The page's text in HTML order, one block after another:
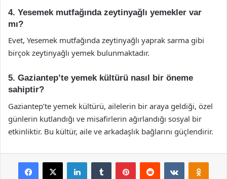
4. Yesemek mutfağında zeytinyağlı yemekler var
mı?
Evet, Yesemek mutfağında zeytinyağlı yaprak sarma gibi
birçok zeytinyağlı yemek bulunmaktadır.
5. Gaziantep’te yemek kültürü nasıl bir öneme
sahiptir?
Gaziantep’te yemek kültürü, ailelerin bir araya geldiği, özel
günlerin kutlandığı ve misafirlerin ağırlandığı sosyal bir
etkinliktir. Bu kültür, aile ve arkadaşlık bağlarını güçlendirir.
Facebook
X LinkedInTumblr PinterestReddit VKontakte